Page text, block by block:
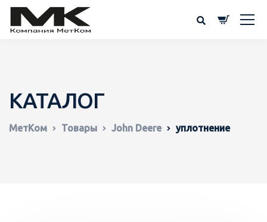
КАТАЛОГ
МетКом Товары John Deere уплотнение